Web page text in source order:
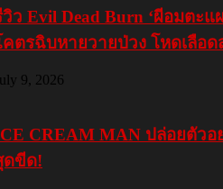
วิว Evil Dead Burn ‘ผีอมตะ
คตรฉิบหายวายป่วง โหดเลือ
9, 2026
CREAM MAN ปล่อยตัวอ
ดขีด!